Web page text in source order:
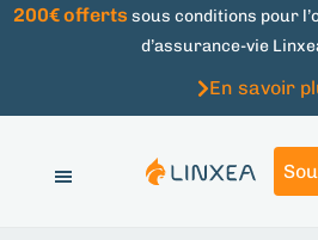
200€ offerts sous conditions pour
d’assurance-vie
En savoir